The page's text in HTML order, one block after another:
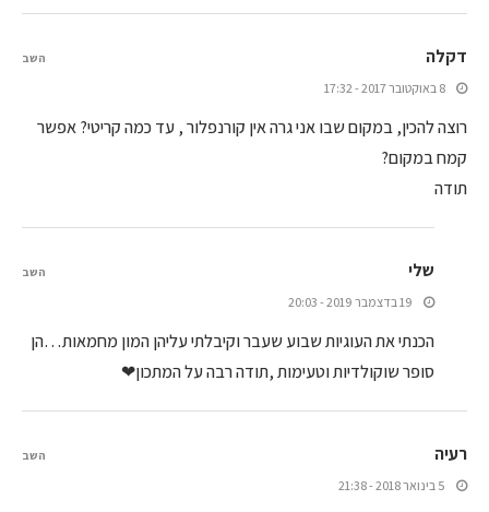
דקלה
8 באוקטובר 2017 - 17:32
רוצה להכין, במקום שבו אני גרה אין קורנפלור , עד כמה קריטי? אפשר
קמח במקום?
תודה
השב
שלי
19 בדצמבר 2019 - 20:03
הכנתי את העוגיות שבוע שעבר וקיבלתי עליהן המון מחמאות…הן
סופר שוקולדיות וטעימות ,תודה רבה על המתכון❤
השב
רעיה
5 בינואר 2018 - 21:38
השב